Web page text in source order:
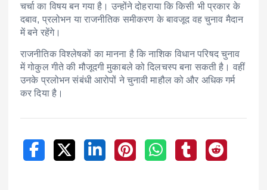
चर्चा का विषय बन गया है। उन्होंने दोहराया कि किसी भी प्रकार के
दबाव, प्रलोभन या राजनीतिक समीकरण के बावजूद वह चुनाव मैदान
में बने रहेंगे।
राजनीतिक विश्लेषकों का मानना है कि नाशिक विधान परिषद चुनाव
में गोकुल गीते की मौजूदगी मुकाबले को दिलचस्प बना सकती है। वहीं
उनके प्रलोभन संबंधी आरोपों ने चुनावी माहौल को और अधिक गर्म
कर दिया है।